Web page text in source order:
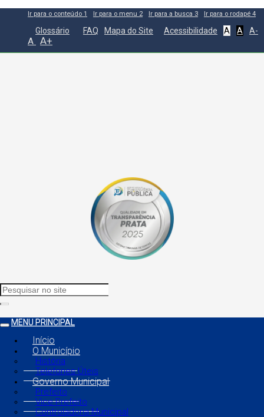
Ir para o conteúdo 1 Ir para o menu 2 Ir para a busca 3 Ir para o rodapé 4
Glossário FAQ Mapa do Site Acessibilidade A A A-
A A+
MENU PRINCIPAL
Início
O Município
História
Telefones Úteis
Governo Municipal
Prefeito
Vice Prefeito
Controladoria Municipal